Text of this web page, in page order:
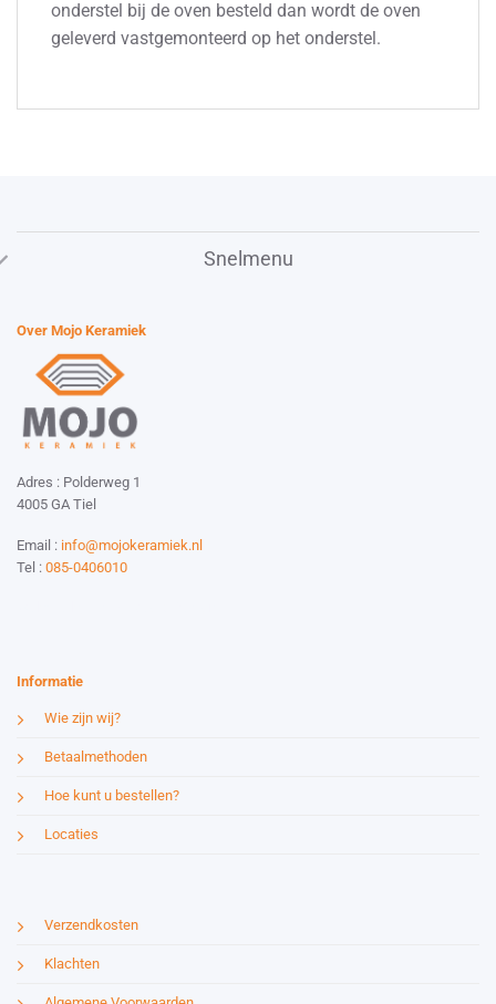
onderstel bij de oven besteld dan wordt de oven
geleverd vastgemonteerd op het onderstel.
Snelmenu
Over Mojo Keramiek
Adres : Polderweg 1
4005 GA Tiel
Email : info@mojokeramiek.nl
Tel : 085-0406010
Informatie
Wie zijn wij?
Betaalmethoden
Hoe kunt u bestellen?
Locaties
Verzendkosten
Klachten